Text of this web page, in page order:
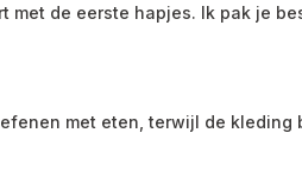
de eerste hapjes. Ik pak je
met eten, terwijl de kleding